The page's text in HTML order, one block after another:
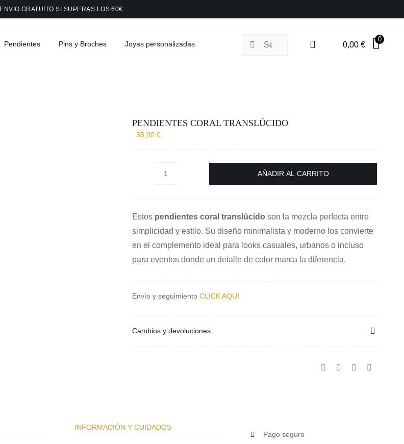
ENVIO GRATUITO SI SUPERAS LOS 60€
Pendientes Pins y Broches Joyas personalizadas Buscar: 0,00€
0
PENDIENTES CORAL TRANSLÚCIDO
35,00 €
AÑADIR AL CARRITO
Estos pendientes coral translúcido son la mezcla perfecta entre
simplicidad y estilo. Su diseño minimalista y moderno los convierte
en el complemento ideal para looks casuales, urbanos o incluso
para eventos donde un detalle de color marca la diferencia.
Envío y seguimiento CLICK AQUI
Cambios y devoluciones
INFORMACIÓN Y CUIDADOS
Pago seguro